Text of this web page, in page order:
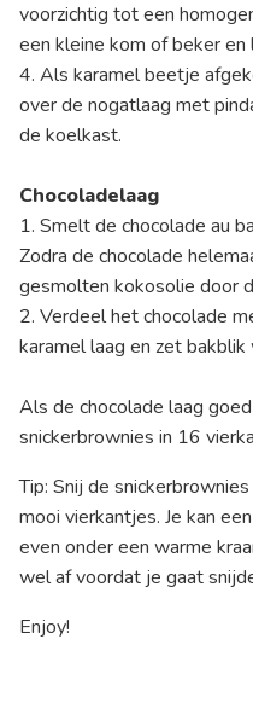
voorzichtig tot een
een kleine kom of beker en
4. Als karamel beetje
over de nogatlaag met
de koelkast.
Chocoladelaag
1. Smelt de chocolade au
Zodra de chocolade
gesmolten kokosolie door
2. Verdeel het chocolade
karamel laag en zet
Als de chocolade laag
snickerbrownies in 16
Tip: Snij de
mooi vierkantjes. Je kan
even onder een warme
wel af voordat je gaat
Enjoy!